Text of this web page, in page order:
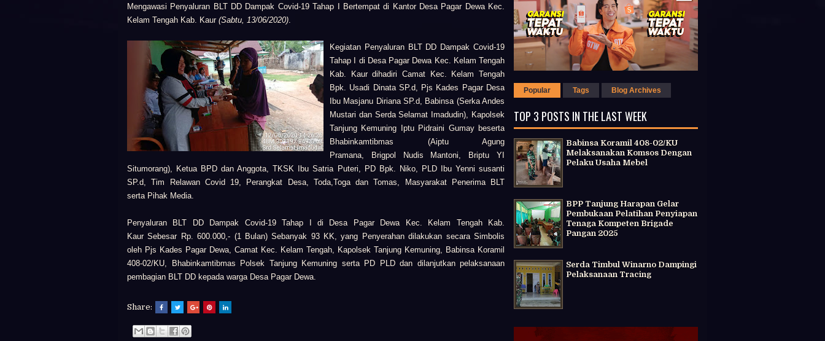
Mengawasi Penyaluran BLT DD Dampak Covid-19 Tahap I Bertempat di Kantor Desa Pagar Dewa Kec.
Kelam Tengah Kab. Kaur (Sabtu, 13/06/2020).
Kegiatan Penyaluran BLT DD Dampak Covid-19
Tahap I di Desa Pagar Dewa Kec. Kelam Tengah
Kab. KaurdihadiriCamat Kec. Kelam Tengah
Bpk. Usadi Dinata SP.d, Pjs Kades Pagar Desa
Ibu Masjanu Diriana SP.d, Babinsa (Serka Andes
Mustari dan Serda Selamat Imadudin), Kapolsek
Tanjung Kemuning Iptu Pidraini Gumay beserta
Bhabinkamtibmas (Aiptu Agung
Pramana,
Brigpol Nudis Mantoni,
Briptu YI
Situmorang), Ketua BPD dan Anggota,TKSK Ibu Satria Puteri, PD Bpk. Niko, PLD Ibu Yenni susanti
SP.d,Tim Relawan Covid 19, Perangkat Desa, Toda,Toga dan Tomas,
Masyarakat Penerima BLT
serta Pihak Media.
Penyaluran BLT DD Dampak Covid-19 Tahap I di Desa Pagar Dewa Kec. Kelam Tengah Kab.
KaurSebesar Rp. 600.000,- (1 Bulan) Sebanyak 93 KK, yang Penyerahan dilakukan secara Simbolis
oleh Pjs Kades Pagar Dewa, Camat Kec. Kelam Tengah, Kapolsek Tanjung Kemuning, Babinsa Koramil
408-02/KU,
Bhabinkamtibmas Polsek Tanjung Kemuning serta PD PLD dan dilanjutkan pelaksanaan
pembagian BLT DD kepada warga Desa Pagar Dewa.
Share:
Popular Tags Blog Archives
TOP 3 POSTS IN THE LAST WEEK
Babinsa Koramil 408-02/KU
Melaksanakan Komsos Dengan
Pelaku Usaha Mebel
BPP Tanjung Harapan Gelar
Pembukaan Pelatihan Penyiapan
Tenaga Kompeten Brigade
Pangan 2025
Serda Timbul Winarno Dampingi
Pelaksanaan Tracing